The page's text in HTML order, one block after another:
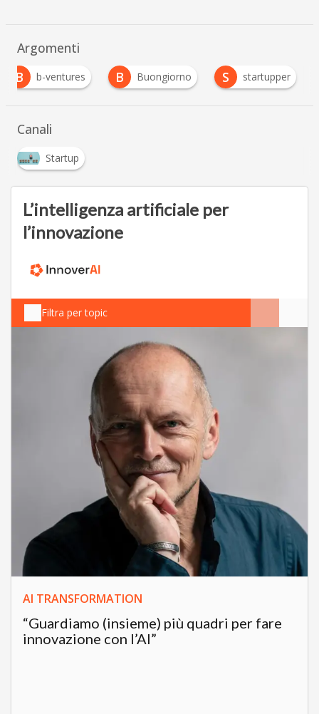
Argomenti
B
b-ventures B Buongiorno S startupper
Canali
Startup
L’intelligenza artificiale per
l’innovazione
Filtra per topic
AI TRANSFORMATION
“Guardiamo (insieme) più quadri per fare
innovazione con l’AI”